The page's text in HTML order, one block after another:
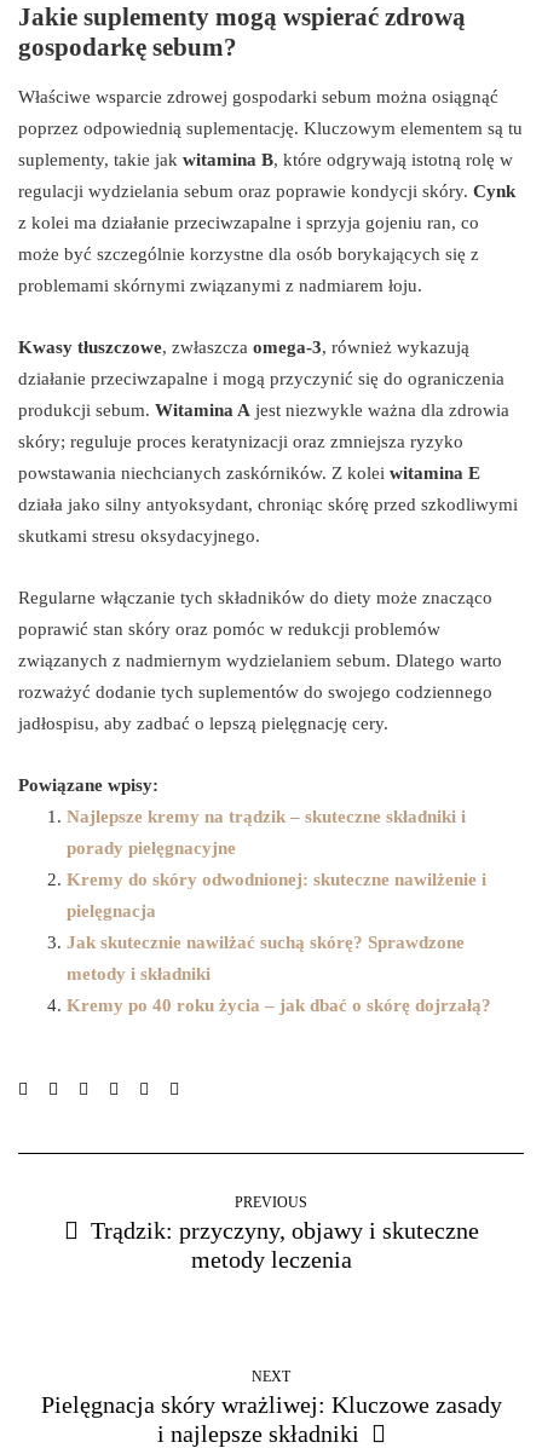
Jakie suplementy mogą wspierać zdrową
gospodarkę sebum?
Właściwe wsparcie zdrowej gospodarki sebum można osiągnąć
poprzez odpowiednią suplementację. Kluczowym elementem są tu
suplementy, takie jak witamina B, które odgrywają istotną rolę w
regulacji wydzielania sebum oraz poprawie kondycji skóry. Cynk
z kolei ma działanie przeciwzapalne i sprzyja gojeniu ran, co
może być szczególnie korzystne dla osób borykających się z
problemami skórnymi związanymi z nadmiarem łoju.
Kwasy tłuszczowe, zwłaszcza omega-3, również wykazują
działanie przeciwzapalne i mogą przyczynić się do ograniczenia
produkcji sebum. Witamina A jest niezwykle ważna dla zdrowia
skóry; reguluje proces keratynizacji oraz zmniejsza ryzyko
powstawania niechcianych zaskórników. Z kolei witamina E
działa jako silny antyoksydant, chroniąc skórę przed szkodliwymi
skutkami stresu oksydacyjnego.
Regularne włączanie tych składników do diety może znacząco
poprawić stan skóry oraz pomóc w redukcji problemów
związanych z nadmiernym wydzielaniem sebum. Dlatego warto
rozważyć dodanie tych suplementów do swojego codziennego
jadłospisu, aby zadbać o lepszą pielęgnację cery.
Powiązane wpisy:
Najlepsze kremy na trądzik – skuteczne składniki i
porady pielęgnacyjne
Kremy do skóry odwodnionej: skuteczne nawilżenie i
pielęgnacja
Jak skutecznie nawilżać suchą skórę? Sprawdzone
metody i składniki
Kremy po 40 roku życia – jak dbać o skórę dojrzałą?
PREVIOUS
Trądzik: przyczyny, objawy i skuteczne
metody leczenia
NEXT
Pielęgnacja skóry wrażliwej: Kluczowe zasady
i najlepsze składniki